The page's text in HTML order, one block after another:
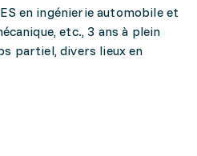
en ingénierie automobile et
etc., 3 ans à plein
partiel, divers lieux en